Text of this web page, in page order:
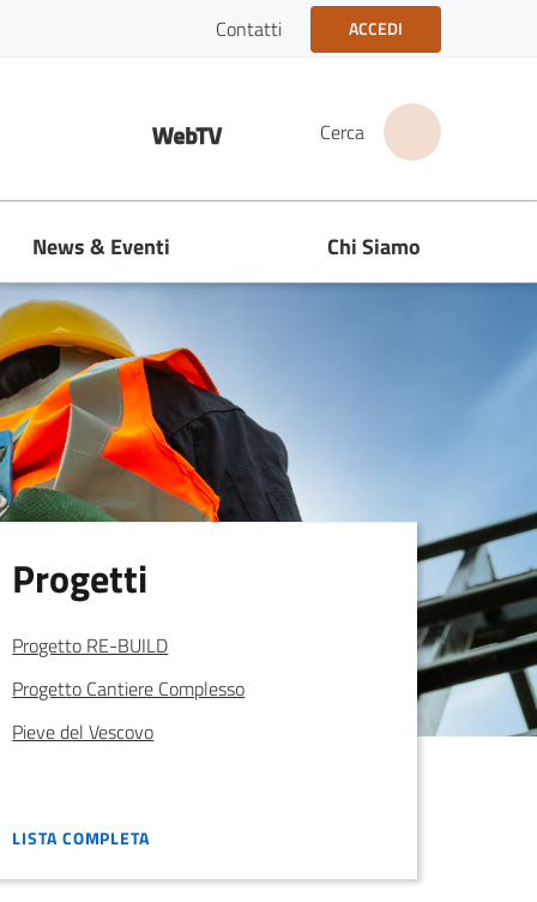
Contatti ACCEDI
youtube Cerca
News & Eventi Chi Siamo
Progetti
Progetto RE-BUILD
Progetto Cantiere Complesso
Pieve del Vescovo
LISTA COMPLETA